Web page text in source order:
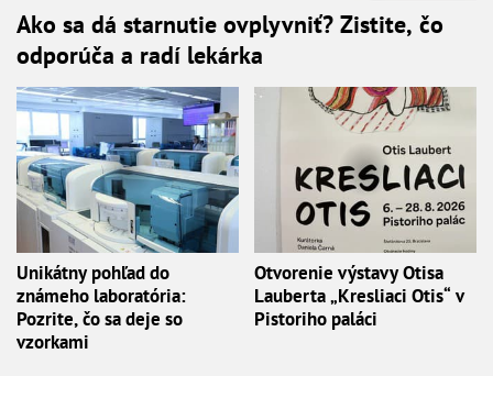
Ako sa dá starnutie ovplyvniť? Zistite, čo
odporúča a radí lekárka
Unikátny pohľad do
známeho laboratória:
Pozrite, čo sa deje so
vzorkami
Otvorenie výstavy Otisa
Lauberta „Kresliaci Otis“ v
Pistoriho paláci